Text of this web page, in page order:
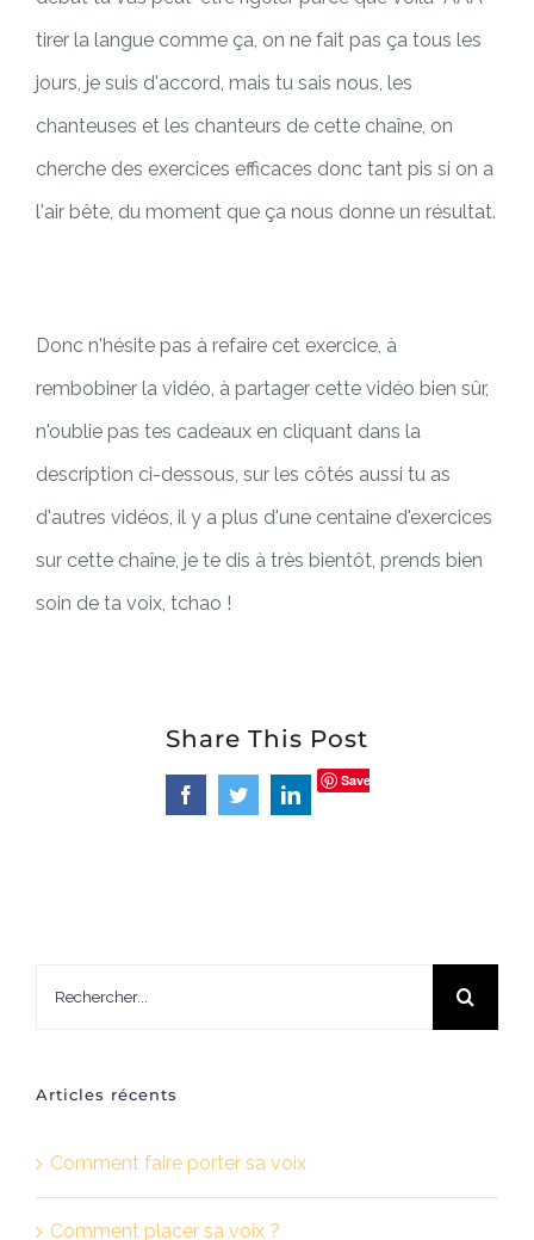
tirer la langue comme ça, on ne fait pas ça tous les
jours, je suis d'accord, mais tu sais nous, les
chanteuses et les chanteurs de cette chaîne, on
cherche des exercices efficaces donc tant pis si on a
l'air bête, du moment que ça nous donne un résultat.
Donc n'hésite pas à refaire cet exercice, à
rembobiner la vidéo, à partager cette vidéo bien sûr,
n'oublie pas tes cadeaux en cliquant dans la
description ci-dessous, sur les côtés aussi tu as
d'autres vidéos, il y a plus d'une centaine d'exercices
sur cette chaîne, je te dis à très bientôt, prends bien
soin de ta voix, tchao !
Share This Post
FacebookTwitterLinkedIn
Save
Articles récents
Comment faire porter sa voix
Comment placer sa voix ?